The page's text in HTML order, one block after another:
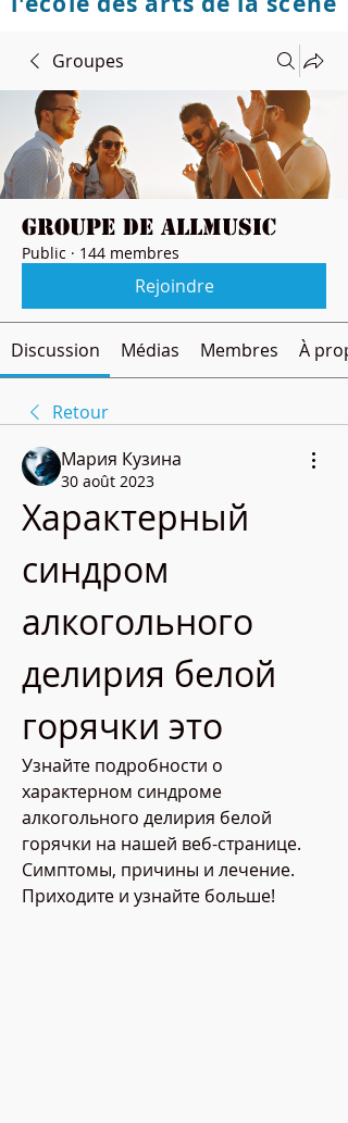
Groupes
Groupe de Allmusic
Public · 144 membres
Rejoindre
Discussion Médias Membres À
Retour
Мария Кузина
30 août 2023
Характерный
синдром
алкогольного
делирия белой
горячки это
Узнайте подробности о
характерном синдроме
алкогольного делирия белой
горячки на нашей веб-странице.
Симптомы, причины и лечение.
Приходите и узнайте больше!